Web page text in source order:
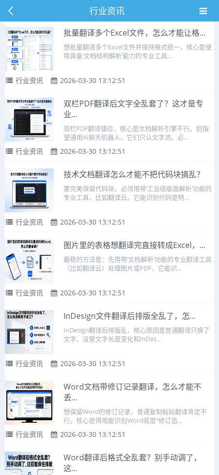
行业资讯
批量翻译多个Excel文件，怎么才能让格...
想批量翻译多个Excel文件并保持格式统一，核心是使
用具备‘文档结构解析’能力的专业工具...
行业资讯 2026-03-30 13:12:51
双栏PDF翻译后文字全乱套了？这才是专
业...
双栏PDF翻译错位，核心是文档解析引擎不行。别指
望通用AI聊天机器人，它们只认文字流。必...
行业资讯 2026-03-30 13:12:51
技术文档翻译怎么才能不把代码块搞乱？
要完美保留代码块，必须用带‘工业级版面解析’功能的
专业工具，比如翻译云。它能识别代码是特...
行业资讯 2026-03-30 13:12:51
图片里的表格想翻译完直接转成Excel，...
最稳的方法是：先用带‘文档解析’功能的专业翻译工具
（比如翻译云）处理图片或PDF，它能识...
行业资讯 2026-03-30 13:12:51
InDesign文件翻译后排版全乱了，怎...
InDesign翻译后排版乱，核心原因是普通翻译只换了
文字，没管文字长度变化和InDes...
行业资讯 2026-03-30 13:12:51
Word文档带修订记录翻译，怎么才能不
丢...
想保留Word的修订记录，普通复制粘贴翻译肯定不
行。核心是得用能识别Word底层“修订追...
行业资讯 2026-03-30 13:12:51
Word翻译后格式全乱套？别手动调了，
这...